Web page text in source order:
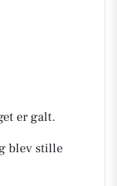
er galt.
blev stille